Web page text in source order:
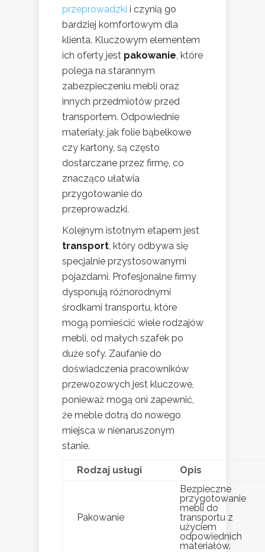
przeprowadzki i czynią go
bardziej komfortowym dla
klienta. Kluczowym elementem
ich oferty jest pakowanie, które
polega na starannym
zabezpieczeniu mebli oraz
innych przedmiotów przed
transportem. Odpowiednie
materiały, jak folie bąbelkowe
czy kartony, są często
dostarczane przez firmę, co
znacząco ułatwia
przygotowanie do
przeprowadzki.
Kolejnym istotnym etapem jest
transport, który odbywa się
specjalnie przystosowanymi
pojazdami. Profesjonalne firmy
dysponują różnorodnymi
środkami transportu, które
mogą pomieścić wiele rodzajów
mebli, od małych szafek po
duże sofy. Zaufanie do
doświadczenia pracowników
przewozowych jest kluczowe,
ponieważ mogą oni zapewnić,
że meble dotrą do nowego
miejsca w nienaruszonym
stanie.
Rodzaj usługi Opis
Pakowanie
Bezpieczne
przygotowanie
mebli do
transportu z
użyciem
odpowiednich
materiałów.